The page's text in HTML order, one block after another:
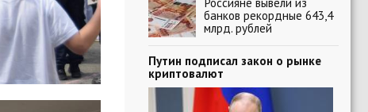
банков рекордные 643,4
млрд. рублей
Путин подписал закон о рынке
криптовалют